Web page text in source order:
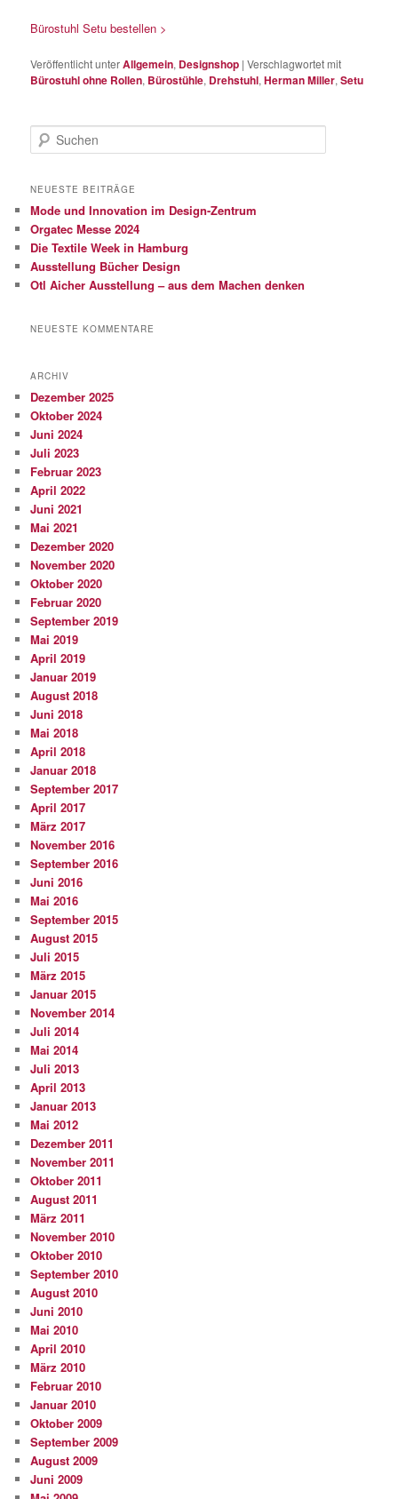
Bürostuhl Setu bestellen >
Veröffentlicht unterAllgemein, Designshop |Verschlagwortet mit
Bürostuhl ohne Rollen, Bürostühle, Drehstuhl,Herman Miller,Setu
u
h
n
NEUESTE BEITRÄGE
Mode und Innovation im Design-Zentrum
Orgatec Messe 2024
Die Textile Week in Hamburg
Ausstellung Bücher Design
Otl Aicher Ausstellung – aus dem Machen denken
NEUESTE KOMMENTARE
ARCHIV
Dezember 2025
Oktober 2024
Juni 2024
Juli 2023
Februar 2023
April 2022
Juni 2021
Mai 2021
Dezember 2020
November 2020
Oktober 2020
Februar 2020
September 2019
Mai 2019
April 2019
Januar 2019
August 2018
Juni 2018
Mai 2018
April 2018
Januar 2018
September 2017
April 2017
März 2017
November 2016
September 2016
Juni 2016
Mai 2016
September 2015
August 2015
Juli 2015
März 2015
Januar 2015
November 2014
Juli 2014
Mai 2014
Juli 2013
April 2013
Januar 2013
Mai 2012
Dezember 2011
November 2011
Oktober 2011
August 2011
März 2011
November 2010
Oktober 2010
September 2010
August 2010
Juni 2010
Mai 2010
April 2010
März 2010
Februar 2010
Januar 2010
Oktober 2009
September 2009
August 2009
Juni 2009